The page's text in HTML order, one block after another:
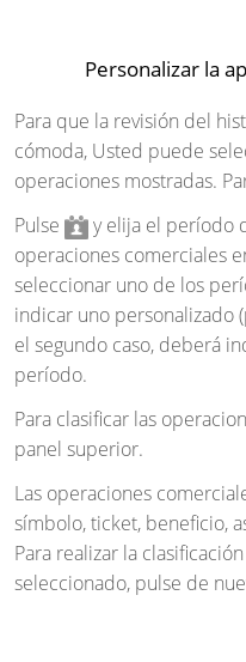
Personalizar la
Para que la revisión del
cómoda, Usted puede
operaciones mostradas.
Pulse
y elija el período
operaciones comerciales
seleccionar uno de los
indicar uno personalizado
el segundo caso, deberá
período.
Para clasificar las
panel superior.
Las operaciones
símbolo, ticket, beneficio,
Para realizar la
seleccionado, pulse de